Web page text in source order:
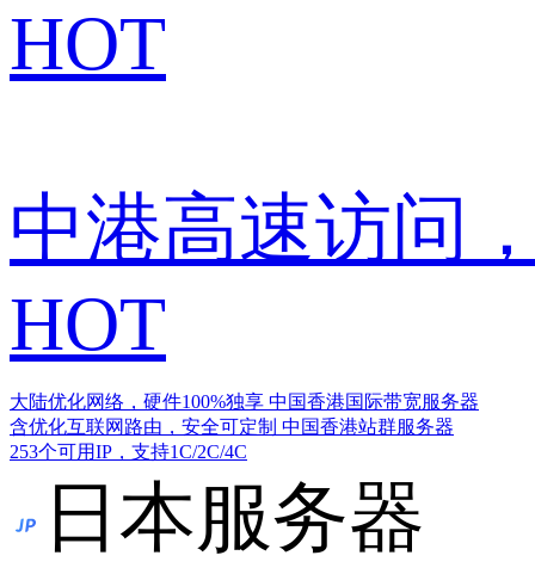
HOT
中港高速访问
HOT
大陆优化网络，硬件100%独享 中国香港国际带宽服务器
含优化互联网路由，安全可定制 中国香港站群服务器
253个可用IP，支持1C/2C/4C
日本服务器